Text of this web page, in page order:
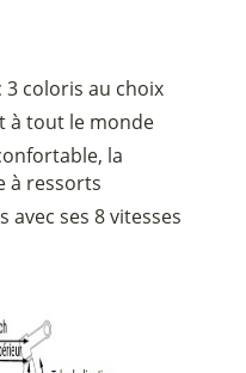
3 coloris au choix
à tout le monde
la
à ressorts
avec ses 8 vitesses